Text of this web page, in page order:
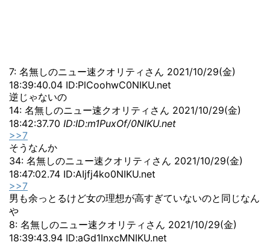
7: 名無しのニュー速クオリティさん 2021/10/29(金)
18:39:40.04 ID:PlCoohwC0NIKU.net
逆じゃないの
14: 名無しのニュー速クオリティさん 2021/10/29(金)
18:42:37.70 ID:ID:m1PuxOf/0NIKU.net
>>7
そうなんか
34: 名無しのニュー速クオリティさん 2021/10/29(金)
18:47:02.74 ID:AIjfj4ko0NIKU.net
>>7
男も余っとるけど女の理想が高すぎていないのと同じなん
や
8: 名無しのニュー速クオリティさん 2021/10/29(金)
18:39:43.94 ID:aGd1InxcMNIKU.net